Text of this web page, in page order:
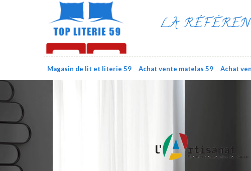
LA
Magasin de lit et literie 59 Achat vente matelas 59 Achat